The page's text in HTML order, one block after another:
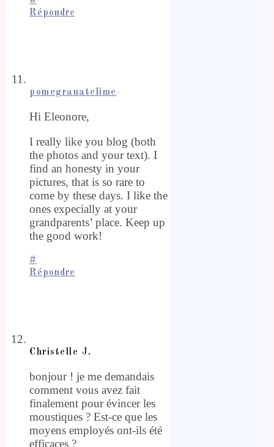
Répondre
pomegranatelime
Hi Eleonore,
I really like you blog (both
the photos and your text). I
find an honesty in your
pictures, that is so rare to
come by these days. I like the
ones expecially at your
grandparents’ place. Keep up
the good work!
#
Répondre
Christelle J.
bonjour ! je me demandais
comment vous avez fait
finalement pour évincer les
moustiques ? Est-ce que les
moyens employés ont-ils été
efficaces ?